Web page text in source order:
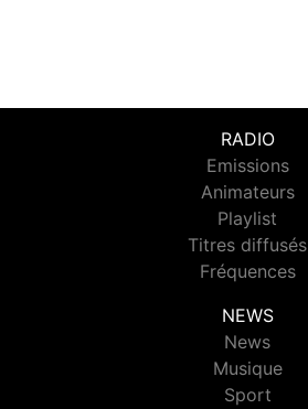
RADIO
Emissions
Animateurs
Playlist
Titres diffusés
Fréquences
NEWS
News
Musique
Sport